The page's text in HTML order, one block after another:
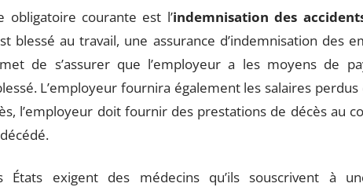
obligatoire courante est l’indemnisation des
blessé au travail, une assurance d’indemnisation des
de s’assurer que l’employeur a les moyens de
L’employeur fournira également les salaires perdus
l’employeur doit fournir des prestations de décès au
États exigent des médecins qu’ils souscrivent à